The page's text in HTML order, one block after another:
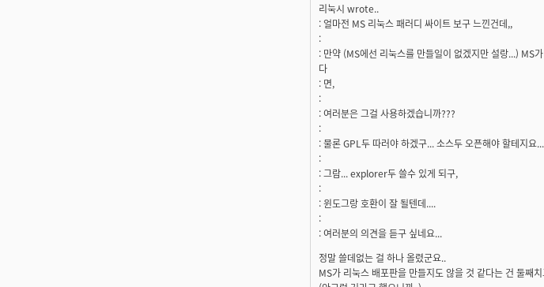
리눅시 wrote..
: 얼마전 MS 리눅스 패러디 싸이트 보구 느낀건데,,
:
: 만약 (MS에선 리눅스를 만들일이 없겠지만 설랑...) MS
다
: 면,
:
: 여러분은 그걸 사용하겠습니까???
:
: 물론 GPL두 따러야 하겠구... 소스두 오픈해야 할테지요...
:
: 그람... explorer두 쓸수 있게 되구,
:
: 윈도그랑 호환이 잘 될텐데....
:
: 여러분의 의견을 듣구 싶네요...
정말 쓸데없는 걸 하나 올렸군요..
MS가 리눅스 배포판을 만들지도 않을 것 같다는 건 둘째